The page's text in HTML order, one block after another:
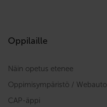
Oppilaille
Näin opetus etenee
Oppimisympäristö / Webauto
CAP-äppi